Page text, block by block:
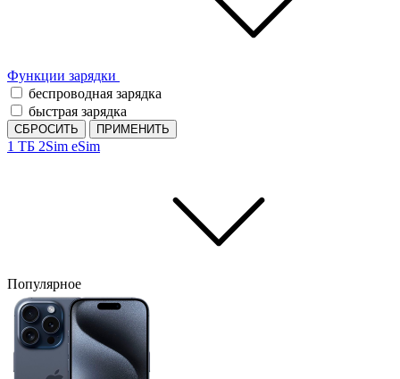
Функции зарядки
беспроводная зарядка
быстрая зарядка
СБРОСИТЬ ПРИМЕНИТЬ
1 ТБ 2Sim eSim
Популярное